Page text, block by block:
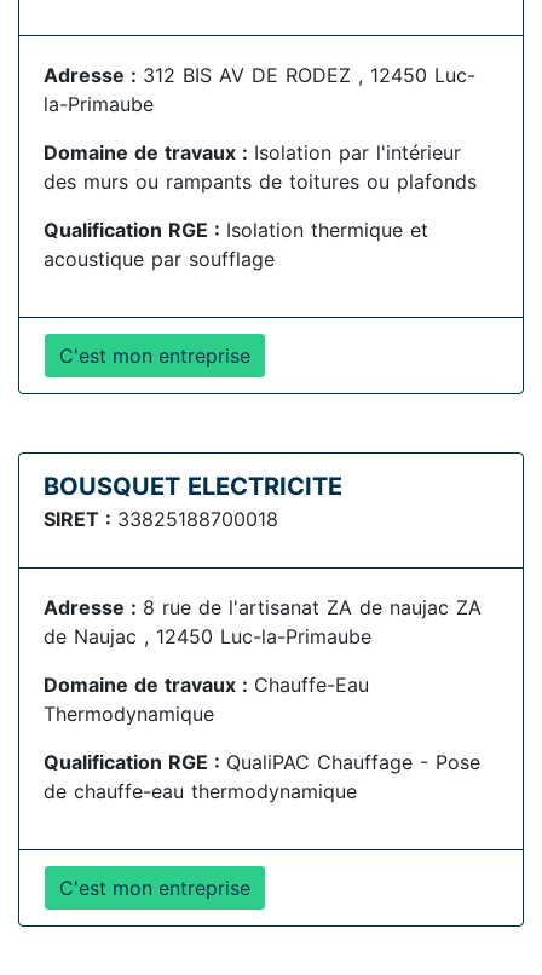
Adresse : 312 BIS AV DE RODEZ , 12450 Luc-
la-Primaube
Domaine de travaux : Isolation par l'intérieur
des murs ou rampants de toitures ou plafonds
Qualification RGE : Isolation thermique et
acoustique par soufflage
C'est mon entreprise
BOUSQUET ELECTRICITE
SIRET : 33825188700018
Adresse : 8 rue de l'artisanat ZA de naujac ZA
de Naujac , 12450 Luc-la-Primaube
Domaine de travaux : Chauffe-Eau
Thermodynamique
Qualification RGE : QualiPAC Chauffage - Pose
de chauffe-eau thermodynamique
C'est mon entreprise